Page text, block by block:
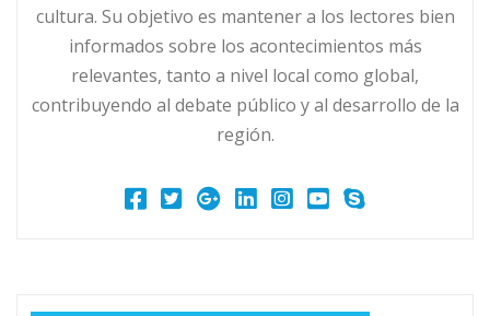
cultura. Su objetivo es mantener a los lectores bien
informados sobre los acontecimientos más
relevantes, tanto a nivel local como global,
contribuyendo al debate público y al desarrollo de la
región.